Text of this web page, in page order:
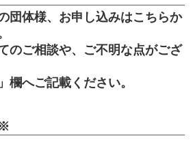
団体様、お申し込みはこちらか
のご相談や、ご不明な点がござ
欄へご記載ください。